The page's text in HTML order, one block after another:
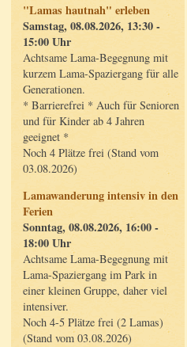
"Lamas hautnah" erleben
Samstag, 08.08.2026, 13:30 -
15:00 Uhr
Achtsame Lama-Begegnung mit
kurzem Lama-Spaziergang für alle
Generationen.
* Barrierefrei * Auch für Senioren
und für Kinder ab 4 Jahren
geeignet *
Noch 4 Plätze frei (Stand vom
03.08.2026)
Lamawanderung intensiv in den
Ferien
Sonntag, 08.08.2026, 16:00 -
18:00 Uhr
Achtsame Lama-Begegnung mit
Lama-Spaziergang im Park in
einer kleinen Gruppe, daher viel
intensiver.
Noch 4-5 Plätze frei (2 Lamas)
(Stand vom 03.08.2026)